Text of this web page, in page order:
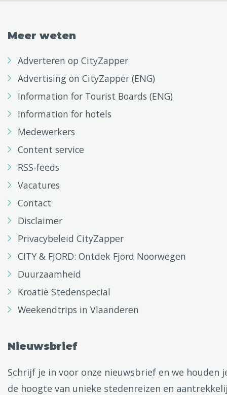
Meer weten
Adverteren op CityZapper
Advertising on CityZapper (ENG)
Information for Tourist Boards (ENG)
Information for hotels
Medewerkers
Content service
RSS-feeds
Vacatures
Contact
Disclaimer
Privacybeleid CityZapper
CITY & FJORD: Ontdek Fjord Noorwegen
Duurzaamheid
Kroatië Stedenspecial
Weekendtrips in Vlaanderen
Nieuwsbrief
Schrijf je in voor onze nieuwsbrief en we houden
de hoogte van unieke stedenreizen en